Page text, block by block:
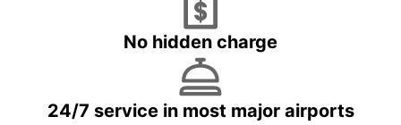
No hidden charge
24/7 service in most major airports